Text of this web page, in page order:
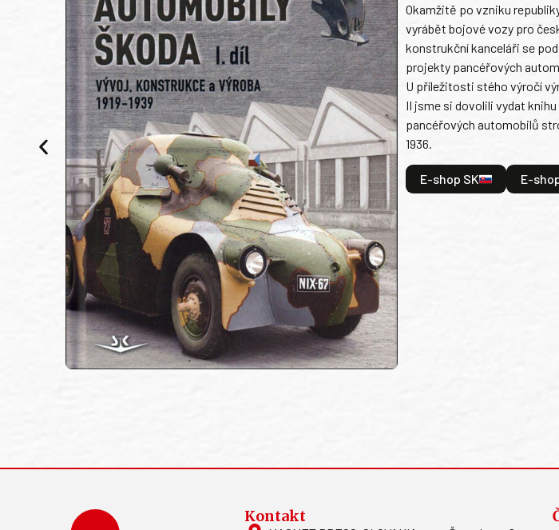
Okamžitě po vzniku
vyrábět bojové vozy pro
konstrukční kanceláři se
projekty pancéřových
U příležitosti stého výročí
II jsme si dovolili vydat
pancéřových automobilů
1936.
E-shop SK E-
Kontakt